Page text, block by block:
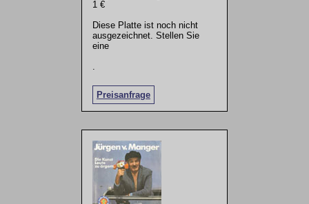
1 €
Diese Platte ist noch nicht
ausgezeichnet. Stellen Sie
eine
Preisanfrage